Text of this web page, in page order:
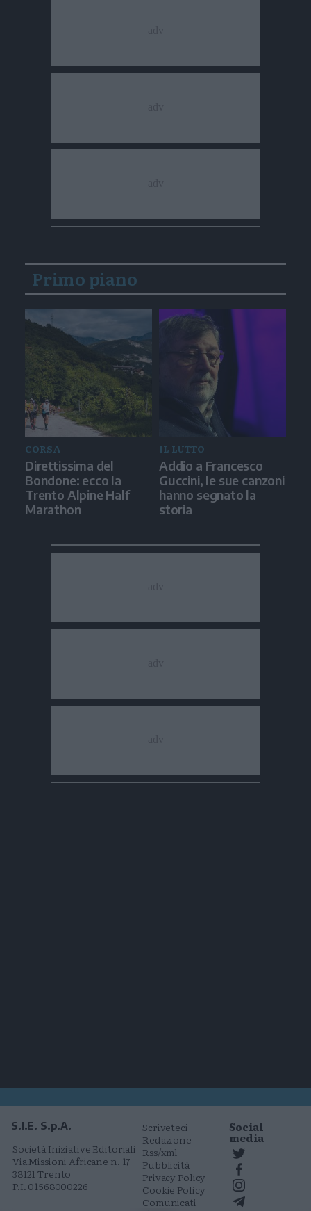
Primo piano
CORSA
Direttissima del
Bondone: ecco la
Trento Alpine Half
Marathon
IL LUTTO
Addio a Francesco
Guccini, le sue canzoni
hanno segnato la
storia
S.I.E. S.p.A.
Società Iniziative Editoriali
Via Missioni Africane n. 17
38121 Trento
P.I. 01568000226
Scriveteci
Redazione
Rss/xml
Pubblicità
Privacy Policy
Cookie Policy
Comunicati
Social
media